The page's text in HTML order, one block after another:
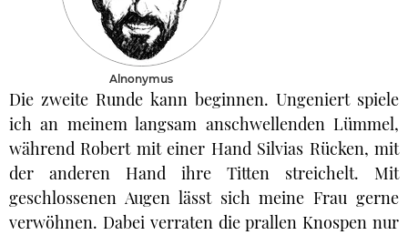
Alnonymus
Die zweite Runde kann beginnen. Ungeniert spiele
ich an meinem langsam anschwellenden Lümmel,
während Robert mit einer Hand Silvias Rücken, mit
der anderen Hand ihre Titten streichelt. Mit
geschlossenen Augen lässt sich meine Frau gerne
verwöhnen. Dabei verraten die prallen Knospen nur